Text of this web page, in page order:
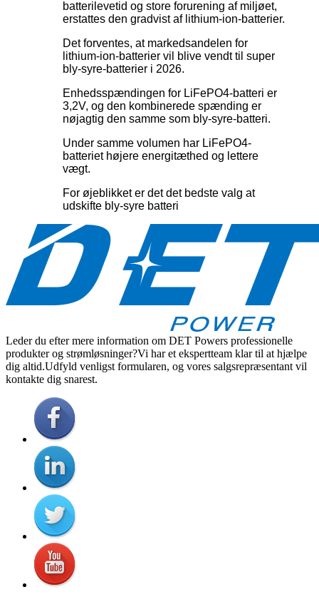
batterilevetid og store forurening af miljøet,
erstattes den gradvist af lithium-ion-batterier.
Det forventes, at markedsandelen for
lithium-ion-batterier vil blive vendt til super
bly-syre-batterier i 2026.
Enhedsspændingen for LiFePO4-batteri er
3,2V, og den kombinerede spænding er
nøjagtig den samme som bly-syre-batteri.
Under samme volumen har LiFePO4-
batteriet højere energitæthed og lettere
vægt.
For øjeblikket er det det bedste valg at
udskifte bly-syre batteri
Leder du efter mere information om DET Powers professionelle
produkter og strømløsninger?Vi har et ekspertteam klar til at hjælpe
dig altid.Udfyld venligst formularen, og vores salgsrepræsentant vil
kontakte dig snarest.